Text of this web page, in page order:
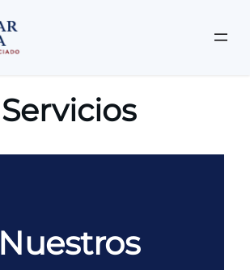
Servicios
Nuestros